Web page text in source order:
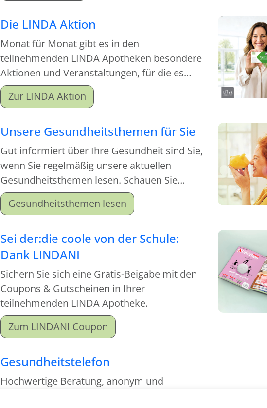
Die LINDA Aktion
Monat für Monat gibt es in den
teilnehmenden LINDA Apotheken besondere
Aktionen und Veranstaltungen, für die es
sich lohnt, vorbeizukommen.
Zur LINDA Aktion
Unsere Gesundheitsthemen für Sie
Gut informiert über Ihre Gesundheit sind Sie,
wenn Sie regelmäßig unsere aktuellen
Gesundheitsthemen lesen. Schauen Sie
einfach mal rein und machen Sie sich schlau!
Gesundheitsthemen lesen
Sei der:die coole von der Schule:
Dank LINDANI
Sichern Sie sich eine Gratis-Beigabe mit den
Coupons & Gutscheinen in Ihrer
teilnehmenden LINDA Apotheke.
Zum LINDANI Coupon
Gesundheitstelefon
Hochwertige Beratung, anonym und